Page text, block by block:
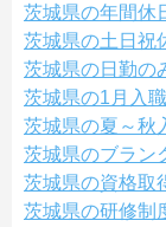
茨城県の年間休
茨城県の土日祝
茨城県の日勤の
茨城県の1月入
茨城県の夏～秋
茨城県のブラン
茨城県の資格取
茨城県の研修制